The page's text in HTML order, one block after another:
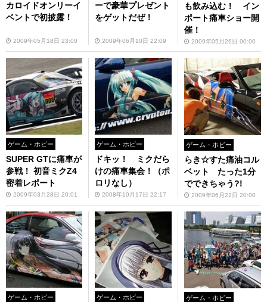
カロイドオンリーイ
ベントで初披露！
2009年05月18日 23:00
ーで豪華プレゼント
をゲットだぜ！
2009年06月10日 22:09
も飲み込む！ イン
ポート痛車ショー開
催！
2009年05月26日 00:00
ゲーム・ホビー
SUPER GTに痛車が
参戦！ 初音ミクZ4
密着レポート
2009年03月28日 20:01
ゲーム・ホビー
ドキッ！ ミクだら
けの痛車集会！（ポ
ロリなし）
2008年10月17日 22:17
ゲーム・ホビー
らき☆すた痛油コル
ベット たった1分
でできちゃう?!
2009年06月22日 20:00
ゲーム・ホビー ゲーム・ホビー ゲーム・ホビー